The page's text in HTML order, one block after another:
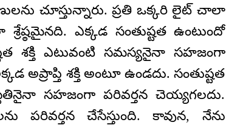
చూస్తున్నారు. ప్రతి ఒక్కరి లైట్ చాలా
శ్రేష్ఠమైనది. ఎక్కడ సంతుష్టత ఉంటుందో
శక్తి ఎటువంటి సమస్యనైనా సహజంగా
అప్రాప్తి శక్తి అంటూ ఉండదు. సంతుష్టత
సహజంగా పరివర్తన చెయ్యగలదు.
పరివర్తన చేసేస్తుంది. కావున, నేను